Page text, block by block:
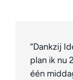
“Dankzij
plan ik nu
één